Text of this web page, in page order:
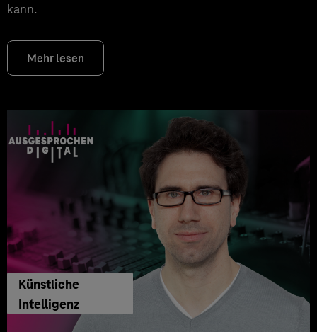
kann.
Mehr lesen
Künstliche
Intelligenz